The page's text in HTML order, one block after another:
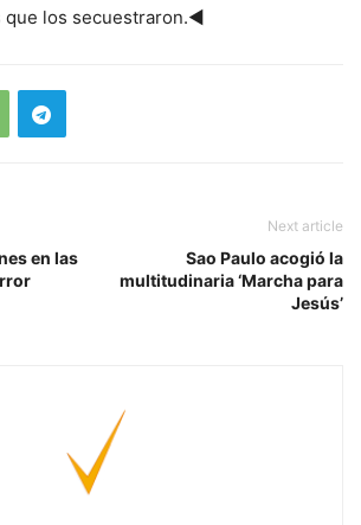
que los secuestraron.◄
en las
Next article
Sao Paulo acogió la
multitudinaria ‘Marcha para
Jesús’